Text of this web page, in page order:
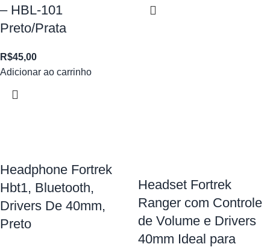
– HBL-101
Preto/Prata
R$45,00
Adicionar ao carrinho
Headphone Fortrek
Hbt1, Bluetooth,
Drivers De 40mm,
Preto
Headset Fortrek
Ranger com Controle
de Volume e Drivers
40mm Ideal para